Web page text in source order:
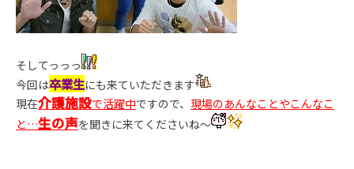
そしてっっっ
今回は卒業生にも来ていただきます
現在介護施設で活躍中ですので、 現場のあんなことやこんなこ
と…生の声を聞きに来てくださいね～